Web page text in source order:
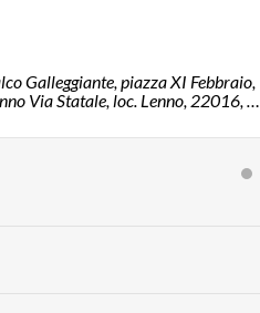
Galleggiante, piazza XI Febbraio,
Lenno Via Statale, loc. Lenno, 22016, Tremezzina (CO)